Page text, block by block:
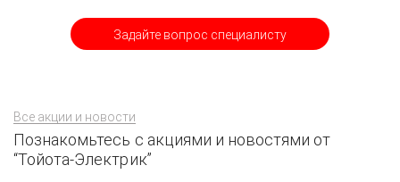
Задайте вопрос специалисту
Все акции и новости
Познакомьтесь с акциями и новостями от
“Тойота-Электрик”